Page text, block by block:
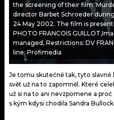
KULTURA
MIX
OSTATNÍ
the screening of their film
director Barbet Schroeder
24 May 2002. The film is
PHOTO FRANCOIS
managed, Restrictions: DV
line: Profimedia
Je tomu skutečně tak, tyto slavné
svět už na to zapomněl. Které
už si na to ani nevzpomene a
s kým kdysi chodila Sandra